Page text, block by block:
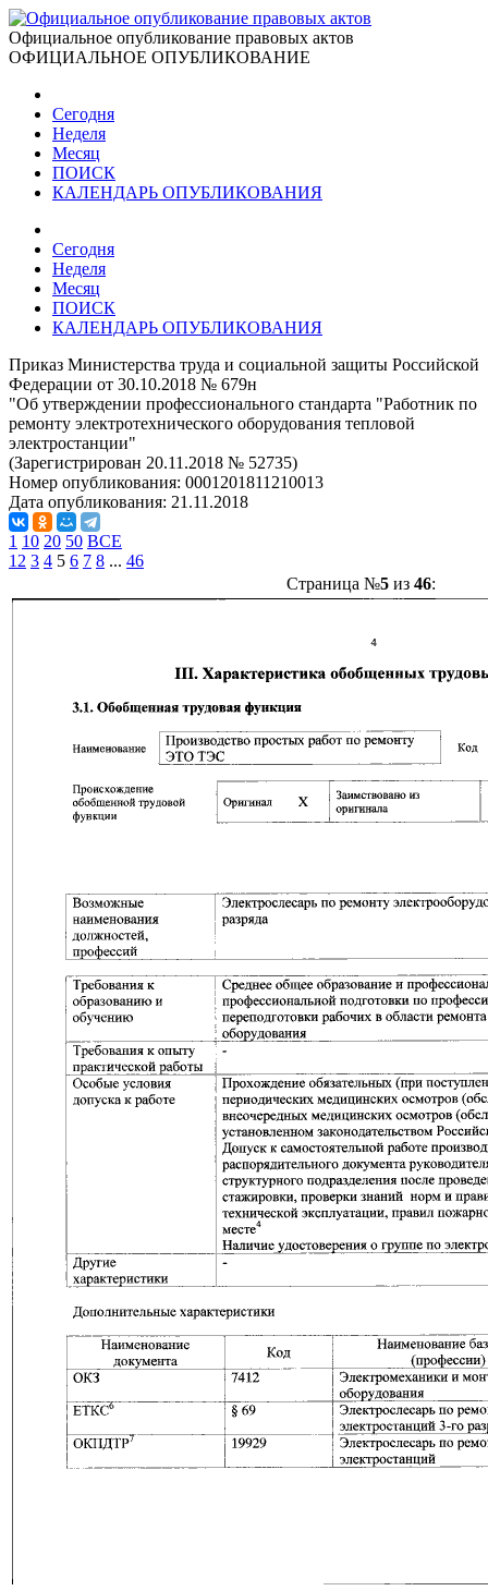
Официальное опубликование правовых актов
ОФИЦИАЛЬНОЕ ОПУБЛИКОВАНИЕ
Сегодня
Неделя
Месяц
ПОИСК
КАЛЕНДАРЬ ОПУБЛИКОВАНИЯ
Сегодня
Неделя
Месяц
ПОИСК
КАЛЕНДАРЬ ОПУБЛИКОВАНИЯ
Приказ Министерства труда и социальной защиты Российской
Федерации от 30.10.2018 № 679н
"Об утверждении профессионального стандарта "Работник по
ремонту электротехнического оборудования тепловой
электростанции"
(Зарегистрирован 20.11.2018 № 52735)
Номер опубликования: 0001201811210013
Дата опубликования: 21.11.2018
1 10 20 50 ВСЕ
1 2 3 4 5 6 7 8 ... 46
Страница №5из 46: